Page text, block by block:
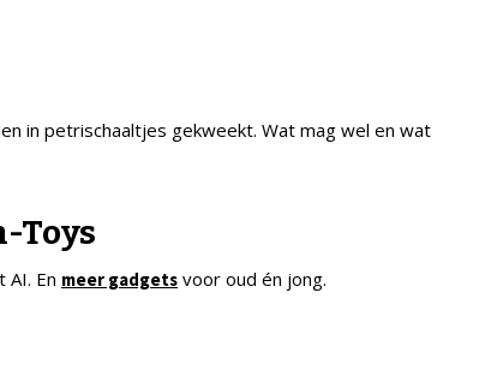
in petrischaaltjes gekweekt. Wat mag wel en wat
Toys
AI. En meer gadgets voor oud én jong.